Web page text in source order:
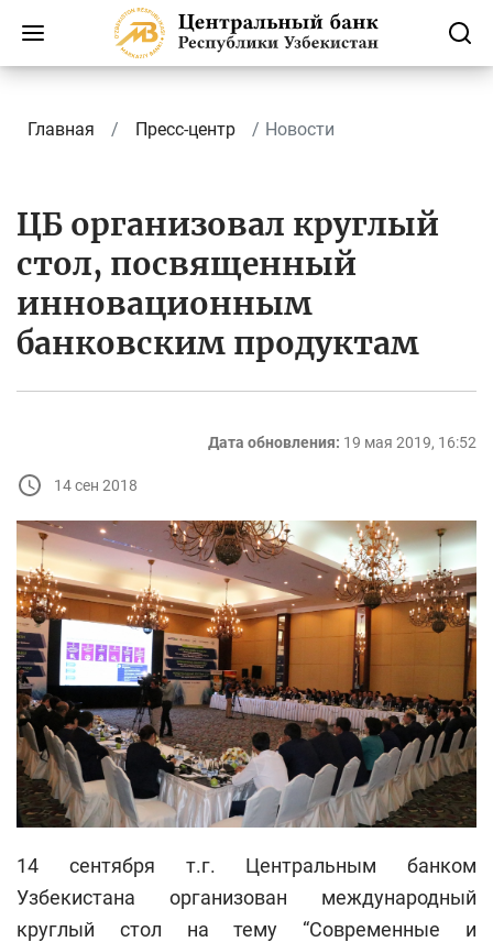
Главная Пресс-центр Новости
ЦБ организовал круглый
стол, посвященный
инновационным
банковским продуктам
Дата обновления: 19 мая 2019, 16:52
14 сен 2018
14 сентября т.г. Центральным банком
Узбекистана организован международный
круглый стол на тему “Современные и